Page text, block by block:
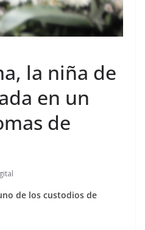
la niña de
en un
de
de los custodios de